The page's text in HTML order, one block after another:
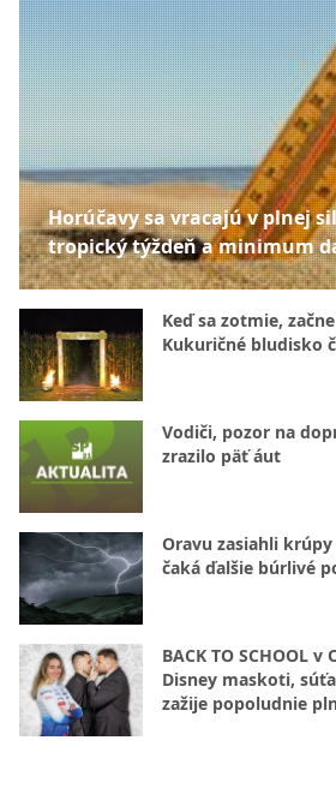
Horúčavy sa vracajú v plnej
tropický týždeň a minimum
Keď sa zotmie,
Kukuričné bludisko
Vodiči, pozor na
zrazilo päť áut
Oravu zasiahli
čaká ďalšie búrlivé
BACK TO SCHOOL
Disney maskoti,
zažije popoludnie